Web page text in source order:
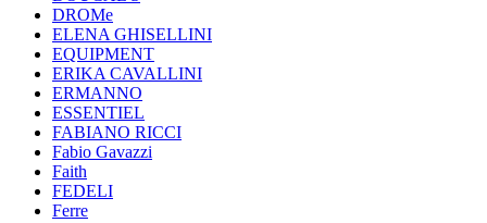
DROMe
ELENA GHISELLINI
EQUIPMENT
ERIKA CAVALLINI
ERMANNO
ESSENTIEL
FABIANO RICCI
Fabio Gavazzi
Faith
FEDELI
Ferre